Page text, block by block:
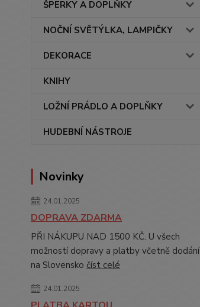
ŠPERKY A DOPLŇKY
NOČNÍ SVĚTÝLKA, LAMPIČKY
DEKORACE
KNIHY
LOŽNÍ PRÁDLO A DOPLŇKY
HUDEBNÍ NÁSTROJE
Novinky
24.01.2025
DOPRAVA ZDARMA
PŘI NÁKUPU NAD 1500 KČ. U všech
možností dopravy a platby včetně dodání
na Slovensko číst celé
24.01.2025